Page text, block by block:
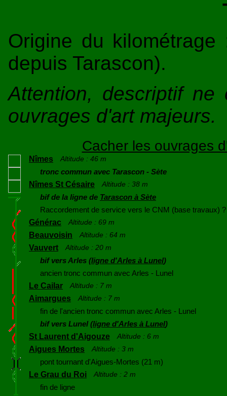
Origine du
depuis Tarascon).
Attention, descriptif
ouvrages d'art majeurs.
Cacher les ouvrages
Nîmes Altitude : 46 m
tronc commun avec Tarascon - Sète
Nîmes St Césaire
Altitude : 38 m
bif de la ligne de Tarascon à Sète
Raccordement de service vers le CNM (base travaux) ?
Générac
Altitude : 69 m
Beauvoisin Altitude : 64 m
Vauvert Altitude : 20 m
bif vers Arles (ligne d'Arles à Lunel)
ancien tronc commun avec Arles - Lunel
Le Cailar
Altitude : 7 m
Aimargues Altitude : 7 m
fin de l'ancien tronc commun avec Arles - Lunel
bif vers Lunel (ligne d'Arles à Lunel)
St Laurent d'Aigouze
Altitude : 6 m
Aigues Mortes Altitude : 3 m
pont tournant d'Aigues-Mortes (21 m)
Le Grau du Roi
Altitude : 2 m
fin de ligne